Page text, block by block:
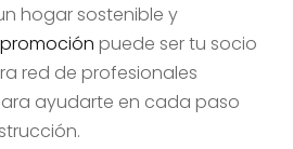
hogar sostenible y
puede ser tu socio
red de profesionales
ayudarte en cada paso